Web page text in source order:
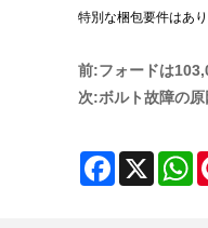
特別な梱包要件はあ
前:フォードは
次:ボルト故障の
Facebook